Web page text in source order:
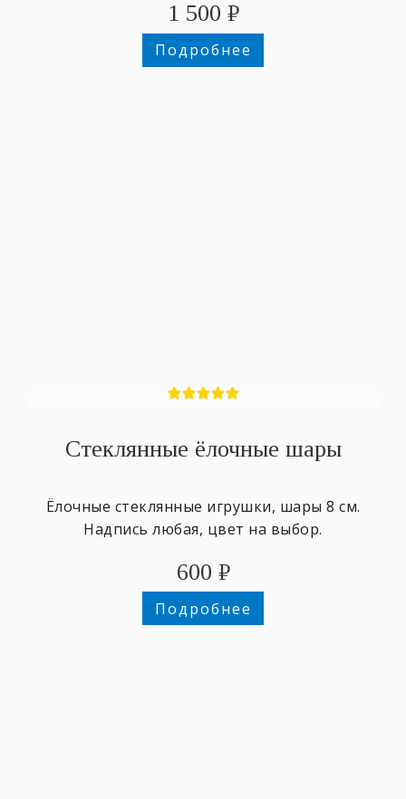
1 500 ₽
Подробнее
Стеклянные ёлочные шары
Ёлочные стеклянные игрушки, шары 8 см.
Надпись любая, цвет на выбор.
600 ₽
Подробнее